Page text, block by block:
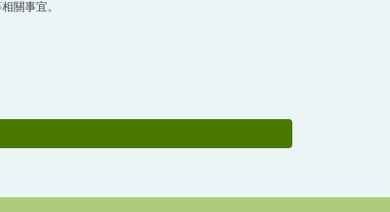
關事宜。